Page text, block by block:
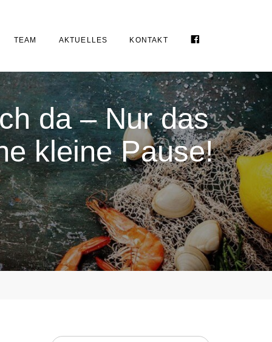
TEAM AKTUELLES KONTAKT
da – Nur das
kleine Pause!